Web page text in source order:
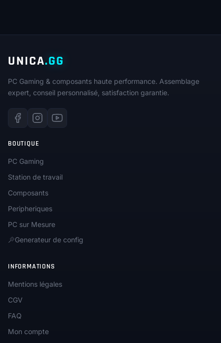
UNICA.GG
PC Gaming & composants haute performance. Assemblage
expert, conseil personnalisé, satisfaction garantie.
BOUTIQUE
PC Gaming
Station de travail
Composants
Peripheriques
PC sur Mesure
Generateur de config
INFORMATIONS
Mentions légales
CGV
FAQ
Mon compte